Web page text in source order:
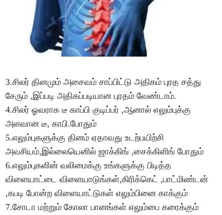
3.சிலர் தினமும் அசைவம் சாப்பிட்டு அதிகம் புரத சத்து
சேரும் ,இப்படி அதிகப்படியான புரதம் வேண்டாம்.
4.சிலர் ஓவராக டீ காப்பி குடிப்பர் ,ஆனால் எலும்புக்கு
அளவான டீ, காபி.போதும்
5.எலும்புகளுக்கு தினம் ஏதாவது உடற்பயிற்சி
அவசியம்,இல்லையெனில் ஜாக்கிங் ,சைக்கிளிங் போதும்
6.எலும்புகளின் வலிமைக்கு உங்களுக்கு பிடித்த
விளையாட்டை விளையாடுங்கள்,கிரிக்கெட் ,பாட்மிண்டன்
,கபடி போன்ற விளையாட்டுகள் எலும்பினை காக்கும்
7.சோடா மற்றும் கோலா பானங்கள் எலும்பை கரைக்கும்